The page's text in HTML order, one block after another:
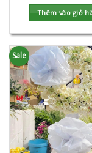
Thêm vào giỏ
Sale